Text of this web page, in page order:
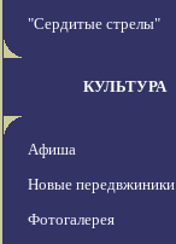
"Сердитые стрелы"
КУЛЬТУРА
Афиша
Новые передвжиники
Фотогалерея